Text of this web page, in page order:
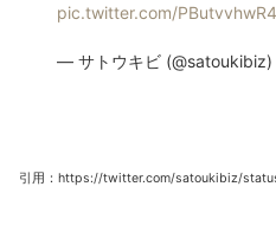
pic.twitter.com/PButvvhwR4
— サトウキビ (@satoukibiz)
引用：https://twitter.com/satoukibiz/